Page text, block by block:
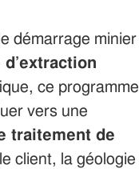
démarrage minier
ce programme
vers une
traitement de
client, la géologie